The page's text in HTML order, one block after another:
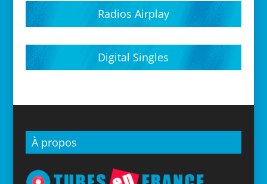
Radios Airplay
Digital Singles
À propos